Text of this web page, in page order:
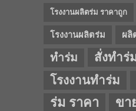
โรงงานผลิตร่ม ราคาถูก
โรงงานผลิตร่ม ผลิ
ทำร่ม
สั่งทำร่
โรงงานทำร่ม
ร่ม ราคา ขา